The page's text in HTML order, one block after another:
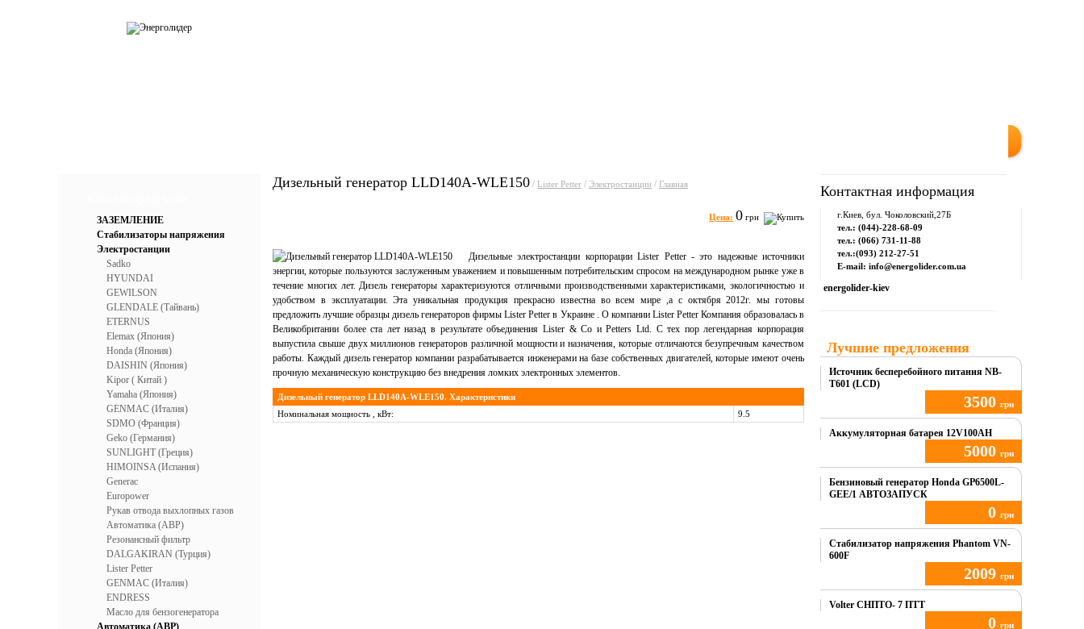
ЗАЗЕМЛЕНИЕ
Стабилизаторы напряжения
Электростанции
Sadko
HYUNDAI
GEWILSON
GLENDALE (Тайвань)
ETERNUS
Elemax (Япония)
Honda (Япония)
DAISHIN (Япония)
Kipor ( Китай )
Yamaha (Япония)
GENMAC (Италия)
SDMO (Франция)
Geko (Германия)
SUNLIGHT (Греция)
HIMOINSA (Испания)
Generac
Europower
Рукав отвода выхлопных газов
Автоматика (АВР)
Резонансный фильтр
DALGAKIRAN (Турция)
Lister Petter
GENMAC (Италия)
ENDRESS
Масло для бензогенератора
Автоматика (АВР)
Дизельный генератор LLD140A-WLE150 / Lister Petter / Электростанции / Главная
Цена: 0 грн
Дизельные электростанции корпорации Lister Petter - это надежные источники
энергии, которые пользуются заслуженным уважением и повышенным потребительским спросом на международном рынке уже в
течение многих лет. Дизель генераторы характеризуются отличными производственными характеристиками, экологичностью и
удобством в эксплуатации. Эта уникальная продукция прекрасно известна во всем мире ,а с октября 2012г. мы готовы
предложить лучшие образцы дизель генераторов фирмы Lister Petter в Украине . О компании Lister Petter Компания образовалась в
Великобритании более ста лет назад в результате объединения Lister & Co и Petters Ltd. С тех пор легендарная корпорация
выпустила свыше двух миллионов генераторов различной мощности и назначения, которые отличаются безупречным качеством
работы. Каждый дизель генератор компании разрабатывается инженерами на базе собственных двигателей, которые имеют очень
прочную механическую конструкцию без внедрения ломких электронных элементов.
Дизельный генератор LLD140A-WLE150. Характеристики
Hоминальная мощность , кВт:
9.5
Контактная информация
г.Киев, бул. Чоколовский,27Б
тел.: (044)-228-68-09
тел.: (066) 731-11-88
тел.:(093) 212-27-51
E-mail: info@energolider.com.ua
energolider-kiev
Лучшие предложения
Источник бесперебойного питания NB-
T601 (LCD)
3500 грн
Купить
Аккумуляторная батарея 12V100AH
5000 грн
Купить
Бензиновый генератор Honda GP6500L-
GEE/1 АВТОЗАПУСК
0 грн
Купить
Стабилизатор напряжения Phantom VN-
600F
2009 грн
Купить
Volter СНПТО- 7 ПТТ
0 грн